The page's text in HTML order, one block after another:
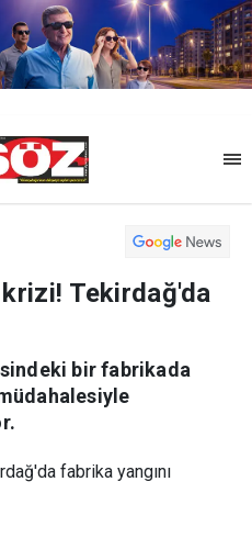
Tekirdağ'da
bir fabrikada